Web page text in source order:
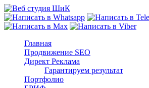
Главная
Продвижение SEO
Директ Реклама
Гарантируем результат
Портфолио